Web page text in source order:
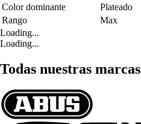
Color dominante
Plateado
Rango
Max
Loading...
Loading...
Todas nuestras marcas